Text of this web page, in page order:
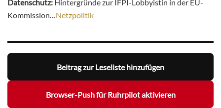
Datenschutz: Hintergründe zur IFPI-Lobbyistin in der EU-
Kommission…Netzpolitik
Beitrag zur Leseliste hinzufügen
Browser-Push für Ruhrpilot aktivieren